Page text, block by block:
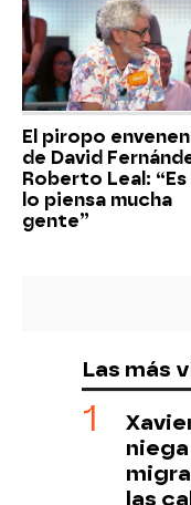
El piropo
de David
Roberto Leal: “Es
lo piensa mucha
gente”
Las más
las